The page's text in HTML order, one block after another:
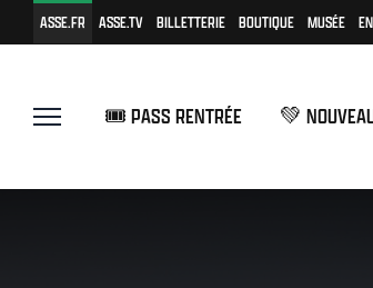
ASSE.FR ASSE.TV BILLETTERIE BOUTIQUE MUSÉE
🎟️ PASS RENTRÉE 💚